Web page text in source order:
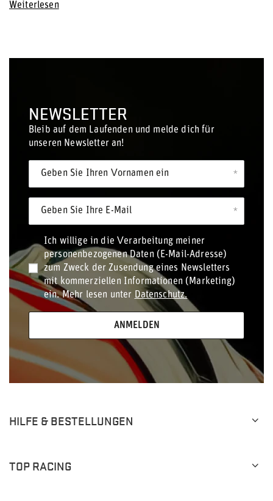
Weiterlesen
NEWSLETTER
Bleib auf dem Laufenden und melde dich für
unseren Newsletter an!
Geben Sie Ihren Vornamen ein
Geben Sie Ihre E-Mail
Ich willige in die Verarbeitung meiner
personenbezogenen Daten (E-Mail-Adresse)
zum Zweck der Zusendung eines Newsletters
mit kommerziellen Informationen (Marketing)
ein. Mehr lesen unter Datenschutz.
ANMELDEN
HILFE & BESTELLUNGEN
TOP RACING